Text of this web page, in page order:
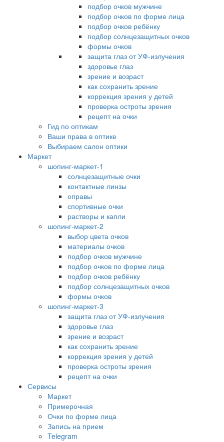
подбор очков мужчине
подбор очков по форме лица
подбор очков ребёнку
подбор солнцезащитных очков
формы очков
защита глаз от УФ-излучения
здоровье глаз
зрение и возраст
как сохранить зрение
коррекция зрения у детей
проверка остроты зрения
рецепт на очки
Гид по оптикам
Ваши права в оптике
Выбираем салон оптики
Маркет
шопинг-маркет-1
солнцезащитные очки
контактные линзы
оправы
спортивные очки
растворы и капли
шопинг-маркет-2
выбор цвета очков
материалы очков
подбор очков мужчине
подбор очков по форме лица
подбор очков ребёнку
подбор солнцезащитных очков
формы очков
шопинг-маркет-3
защита глаз от УФ-излучения
здоровье глаз
зрение и возраст
как сохранить зрение
коррекция зрения у детей
проверка остроты зрения
рецепт на очки
Сервисы
Маркет
Примерочная
Очки по форме лица
Запись на прием
Telegram